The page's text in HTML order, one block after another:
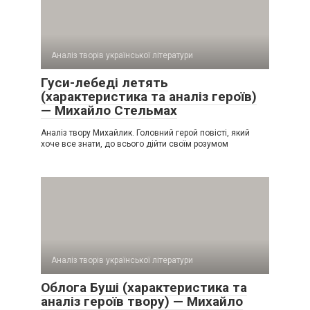
Аналіз творів української літератури
Гуси-лебеді летять
(характеристика та аналіз героїв)
— Михайло Стельмах
Аналіз твору Михайлик. Головний герой повісті, який
хоче все знати, до всього дійти своїм розумом
Аналіз творів української літератури
Облога Буші (характеристика та
аналіз героїв твору) — Михайло